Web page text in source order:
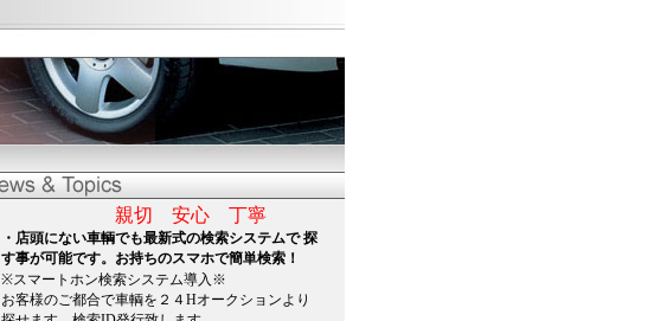
親切 安心 丁寧
・店頭にない車輌でも最新式の検索システムで 探
す事が可能です。お持ちのスマホで簡単検索！
※スマートホン検索システム導入※
お客様のご都合で車輌を２４Hオークションより